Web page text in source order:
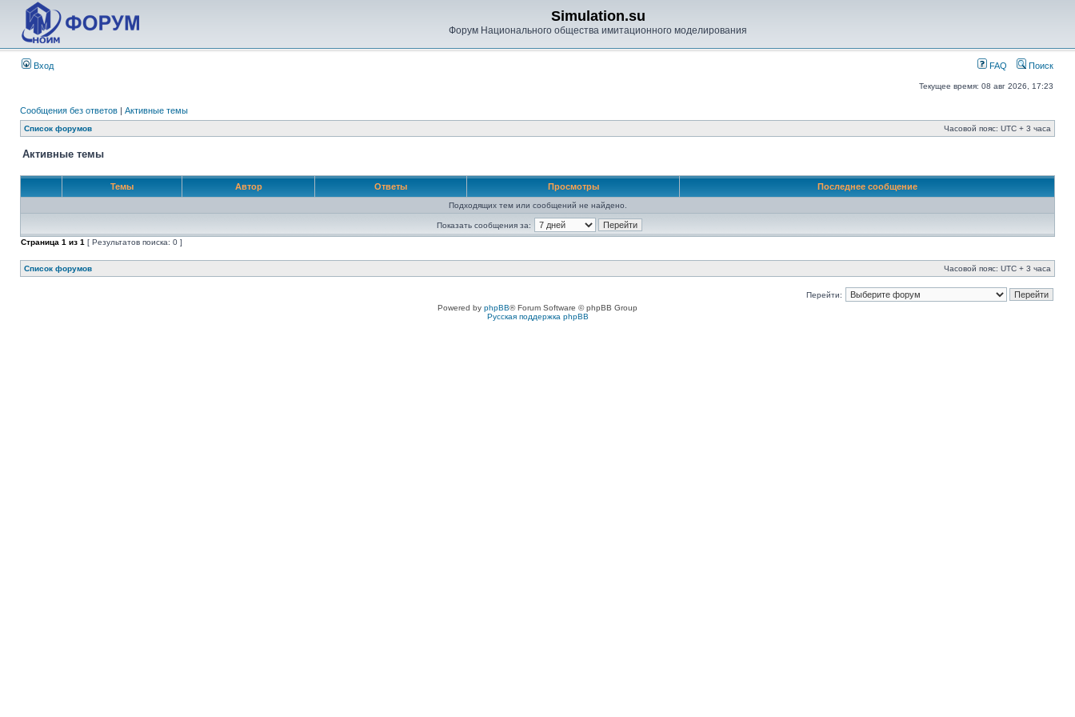
Simulation.su
Форум Национального общества имитационного моделирования
Вход FAQ Поиск
Текущее время: 08 авг 2026, 17:23
Сообщения без ответов | Активные темы
Список форумов Часовой пояс: UTC + 3 часа
Активные темы
Темы Автор Ответы Просмотры Последнее сообщение
Подходящих тем или сообщений не найдено.
Показать сообщения за:
Страница 1 из 1 [ Результатов поиска: 0 ]
Список форумов Часовой пояс: UTC + 3 часа
Перейти:
Powered by phpBB® Forum Software © phpBB Group
Русская поддержка phpBB